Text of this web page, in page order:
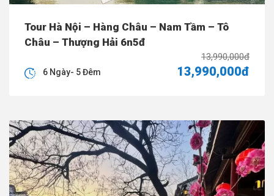
Tour Hà Nội – Hàng Châu – Nam Tầm – Tô
Châu – Thượng Hải 6n5đ
13,990,000đ
13,990,000đ
6 Ngày- 5 Đêm